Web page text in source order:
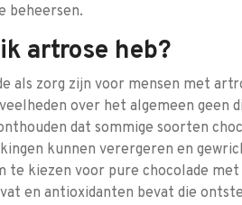
beheersen.
artrose heb?
als zorg zijn voor mensen met
over het algemeen geen
dat sommige soorten
kunnen verergeren en
te kiezen voor pure chocolade met
en antioxidanten bevat die